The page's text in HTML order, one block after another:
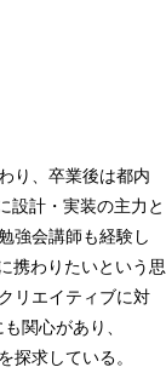
り、卒業後は都内
設計・実装の主力と
強会講師も経験し
携わりたいという思
リエイティブに対
関心があり、
探求している。